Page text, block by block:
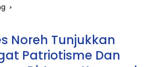
Noreh Tunjukkan
Patriotisme Dan